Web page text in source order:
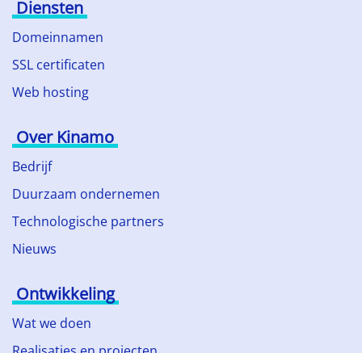
Diensten
Domeinnamen
SSL certificaten
Web hosting
Over Kinamo
Bedrijf
Duurzaam ondernemen
Technologische partners
Nieuws
Ontwikkeling
Wat we doen